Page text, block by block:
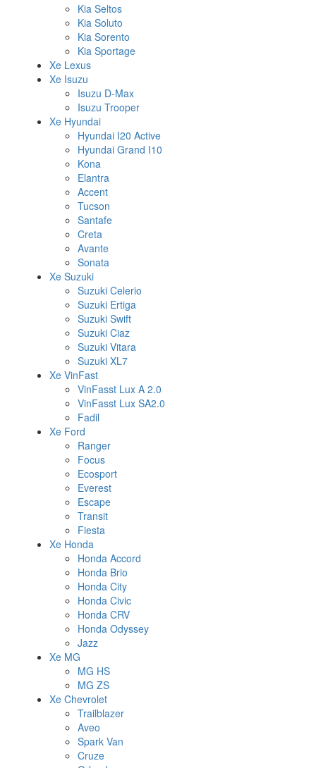
Kia Seltos
Kia Soluto
Kia Sorento
Kia Sportage
Xe Lexus
Xe Isuzu
Isuzu D-Max
Isuzu Trooper
Xe Hyundai
Hyundai I20 Active
Hyundai Grand I10
Kona
Elantra
Accent
Tucson
Santafe
Creta
Avante
Sonata
Xe Suzuki
Suzuki Celerio
Suzuki Ertiga
Suzuki Swift
Suzuki Ciaz
Suzuki Vitara
Suzuki XL7
Xe VinFast
VinFasst Lux A 2.0
VinFasst Lux SA2.0
Fadil
Xe Ford
Ranger
Focus
Ecosport
Everest
Escape
Transit
Fiesta
Xe Honda
Honda Accord
Honda Brio
Honda City
Honda Civic
Honda CRV
Honda Odyssey
Jazz
Xe MG
MG HS
MG ZS
Xe Chevrolet
Trailblazer
Aveo
Spark Van
Cruze